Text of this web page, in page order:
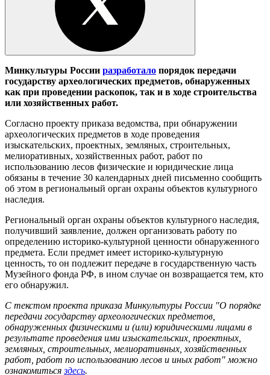
Минкультуры России разработало порядок передачи
государству археологических предметов, обнаруженных
как при проведении раскопок, так и в ходе строительства
или хозяйственных работ.
Согласно проекту приказа ведомства, при обнаружении
археологических предметов в ходе проведения
изыскательских, проектных, земляных, строительных,
мелиоративных, хозяйственных работ, работ по
использованию лесов физические и юридические лица
обязаны в течение 30 календарных дней письменно сообщить
об этом в региональный орган охраны объектов культурного
наследия.
Региональный орган охраны объектов культурного наследия,
получивший заявление, должен организовать работу по
определению историко-культурной ценности обнаруженного
предмета. Если предмет имеет историко-культурную
ценность, то он подлежит передаче в государственную часть
Музейного фонда РФ, в ином случае он возвращается тем, кто
его обнаружил.
С текстом проекта приказа Минкультуры России "О порядке
передачи государству археологических предметов,
обнаруженных физическими и (или) юридическими лицами в
результате проведения ими изыскательских, проектных,
земляных, строительных, мелиоративных, хозяйственных
работ, работ по использованию лесов и иных работ" можно
ознакомитьсяздесь.